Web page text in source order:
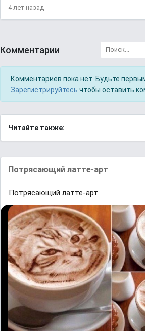
4 лет назад
Комментарии
Комментариев пока нет. Будьте
Зарегистрируйтесь чтобы оставить
Читайте также:
Потрясающий латте-арт
Потрясающий латте-арт